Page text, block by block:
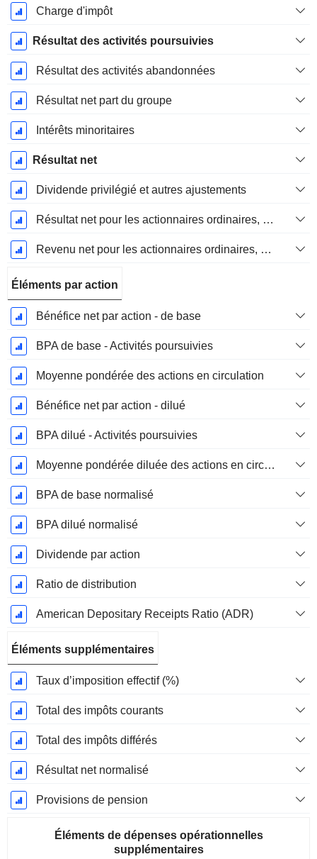
Charge d'impôt
Résultat des activités poursuivies
Résultat des activités abandonnées
Résultat net part du groupe
Intérêts minoritaires
Résultat net
Dividende privilégié et autres ajustements
Résultat net pour les actionnaires ordinaires, éléments exceptionnels inclus.
Revenu net pour les actionnaires ordinaires, hors éléments exceptionnelsRésultat net pour les actionnaires ordinaires, éléments exceptionnels exclus.
Éléments par action
Bénéfice net par action - de base
BPA de base - Activités poursuivies
Moyenne pondérée des actions en circulation
Bénéfice net par action - dilué
BPA dilué - Activités poursuivies
Moyenne pondérée diluée des actions en circulation
BPA de base normalisé
BPA dilué normalisé
Dividende par action
Ratio de distribution
American Depositary Receipts Ratio (ADR)
Éléments supplémentaires
Taux d’imposition effectif (%)
Total des impôts courants
Total des impôts différés
Résultat net normalisé
Provisions de pension
Éléments de dépenses opérationnelles
supplémentaires